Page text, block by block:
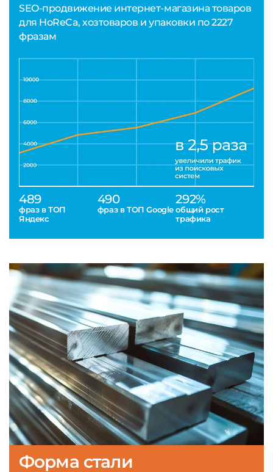
SEO-продвижение интернет-магазина товаров
для HoReCa, хозтоваров и упаковки по 2227
фразам
489
фраз в ТОП
Яндекс
490
фраз в ТОП Google
292%
общий рост
трафика
Форма стали